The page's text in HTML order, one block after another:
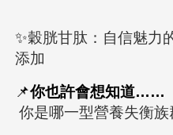
✨穀胱甘肽：自信魅力
添加
📌你也許會想知道……
你是哪一型營養失衡族